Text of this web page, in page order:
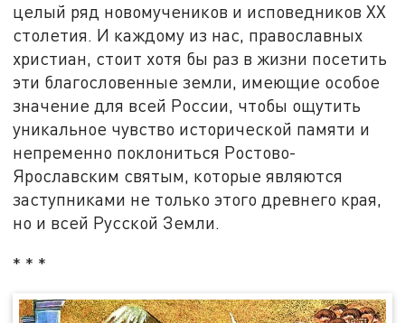
целый ряд новомучеников и исповедников XX
столетия. И каждому из нас, православных
христиан, стоит хотя бы раз в жизни посетить
эти благословенные земли, имеющие особое
значение для всей России, чтобы ощутить
уникальное чувство исторической памяти и
непременно поклониться Ростово-
Ярославским святым, которые являются
заступниками не только этого древнего края,
но и всей Русской Земли.
* * *